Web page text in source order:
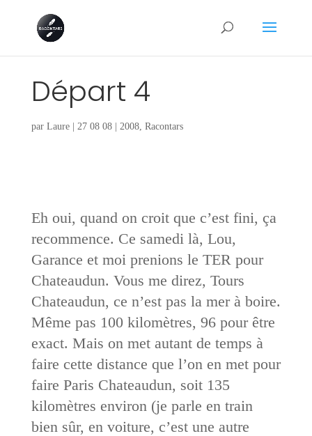
Départ 4
par Laure| 27 08 08| 2008, Racontars
Eh oui, quand on croit que c’est fini, ça
recommence. Ce samedi là, Lou,
Garance et moi prenions le TER pour
Chateaudun. Vous me direz, Tours
Chateaudun, ce n’est pas la mer à boire.
Même pas 100 kilomètres, 96 pour être
exact. Mais on met autant de temps à
faire cette distance que l’on en met pour
faire Paris Chateaudun, soit 135
kilomètres environ (je parle en train
bien sûr, en voiture, c’est une autre